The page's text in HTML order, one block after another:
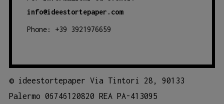
info@ideestortepaper.com
Phone: +39 3921976659
© ideestortepaper Via Tintori 28, 90133
Palermo 06746120820 REA PA-413095